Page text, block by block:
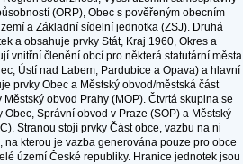
(ORP), Obec s pověřeným obecním
a Základní sídelní jednotka (ZSJ). Druhá
a obsahuje prvky Stát, Kraj 1960, Okres a
vnitřní členění obcí pro některá statutární města
Ústí nad Labem, Pardubice a Opava) a hlavní
prvky Obec a Městský obvod/městská část
obvod Prahy (MOP). Čtvrtá skupina se
Správní obvod v Praze (SOP) a Městský
Stranou stojí prvky Část obce, vazbu na ni
kterou je vazba generována pouze pro obce
území České republiky. Hranice jednotek jsou